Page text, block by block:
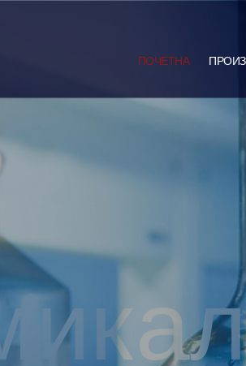
ПОЧЕТНА